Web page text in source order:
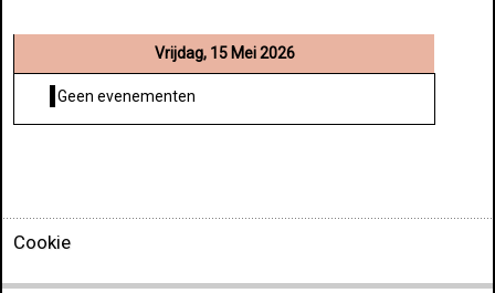
Vrijdag, 15 Mei 2026
Geen evenementen
Cookie